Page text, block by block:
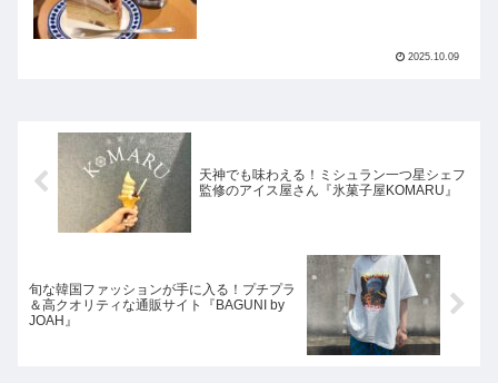
2025.10.09
天神でも味わえる！ミシュラン一つ星シェフ
監修のアイス屋さん『氷菓子屋KOMARU』
旬な韓国ファッションが手に入る！プチプラ
＆高クオリティな通販サイト『BAGUNI by
JOAH』